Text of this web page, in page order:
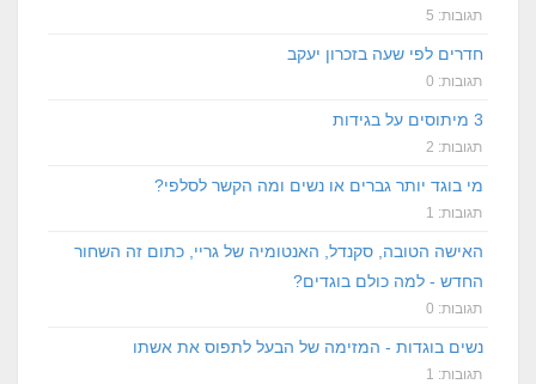
תגובות: 5
חדרים לפי שעה בזכרון יעקב
תגובות: 0
3 מיתוסים על בגידות
תגובות: 2
מי בוגד יותר גברים או נשים ומה הקשר לסלפי?
תגובות: 1
האישה הטובה, סקנדל, האנטומיה של גריי, כתום זה השחור
החדש - למה כולם בוגדים?
תגובות: 0
נשים בוגדות - המזימה של הבעל לתפוס את אשתו
תגובות: 1